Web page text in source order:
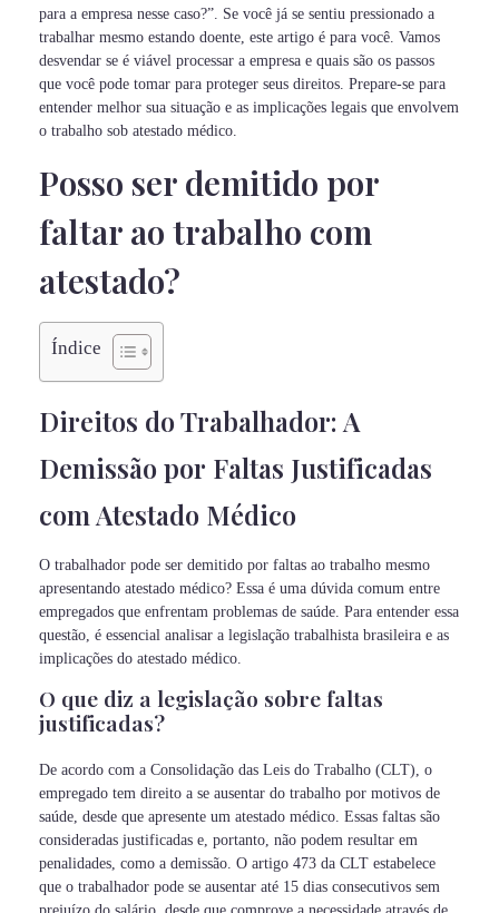
para a empresa nesse caso?”. Se você já se sentiu pressionado a
trabalhar mesmo estando doente, este artigo é para você. Vamos
desvendar se é viável processar a empresa e quais são os passos
que você pode tomar para proteger seus direitos. Prepare-se para
entender melhor sua situação e as implicações legais que envolvem
o trabalho sob atestado médico.
Posso ser demitido por
faltar ao trabalho com
atestado?
Índice
Direitos do Trabalhador: A
Demissão por Faltas Justificadas
com Atestado Médico
O trabalhador pode ser demitido por faltas ao trabalho mesmo
apresentando atestado médico? Essa é uma dúvida comum entre
empregados que enfrentam problemas de saúde. Para entender essa
questão, é essencial analisar a legislação trabalhista brasileira e as
implicações do atestado médico.
O que diz a legislação sobre faltas
justificadas?
De acordo com a Consolidação das Leis do Trabalho (CLT), o
empregado tem direito a se ausentar do trabalho por motivos de
saúde, desde que apresente um atestado médico. Essas faltas são
consideradas justificadas e, portanto, não podem resultar em
penalidades, como a demissão. O artigo 473 da CLT estabelece
que o trabalhador pode se ausentar até 15 dias consecutivos sem